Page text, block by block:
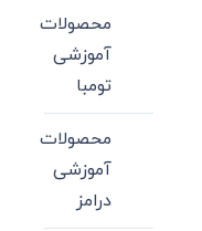
محصولات
آموزشی
تومبا
محصولات
آموزشی
درامز